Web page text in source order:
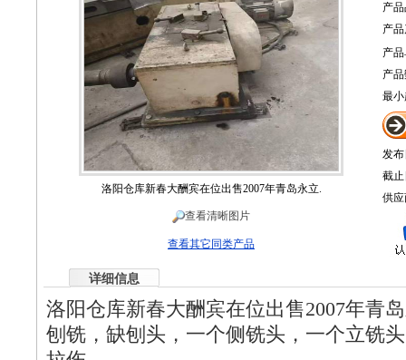
洛阳仓库新春大酬宾在位出售2007年青岛永立.
查看清晰图片
查看其它同类产品
产
产
产
产
最
发布
截止
供
详细信息
洛阳仓库新春大酬宾在位出售2007年青
刨铣，缺刨头，一个侧铣头，一个立铣